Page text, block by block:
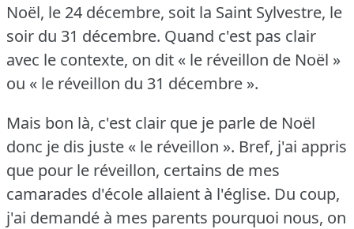
Noël, le 24 décembre, soit la Saint Sylvestre, le
soir du 31 décembre. Quand c'est pas clair
avec le contexte, on dit « le réveillon de Noël »
ou « le réveillon du 31 décembre ».
Mais bon là, c'est clair que je parle de Noël
donc je dis juste « le réveillon ». Bref, j'ai appris
que pour le réveillon, certains de mes
camarades d'école allaient à l'église. Du coup,
j'ai demandé à mes parents pourquoi nous, on